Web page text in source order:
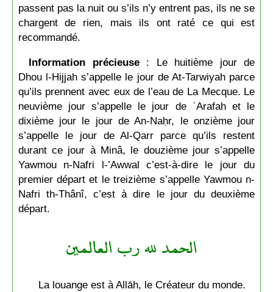
passent pas la nuit ou s’ils n’y entrent pas, ils ne se
chargent de rien, mais ils ont raté ce qui est
recommandé.
Information précieuse: Le huitième jour de
Dhou l-Hijjah s’appelle le jour de At-Tarwiyah parce
qu’ils prennent avec eux de l’eau de La Mecque. Le
neuvième jour s’appelle le jour de ʿArafah et le
dixième jour le jour de An-Naḥr, le onzième jour
s’appelle le jour de Al-Qarr parce qu’ils restent
durant ce jour à Minâ, le douzième jour s’appelle
Yawmou n-Nafri l-’Awwal c’est-à-dire le jour du
premier départ et le treizième s’appelle Yawmou n-
Nafri th-Thânî, c’est à dire le jour du deuxième
départ.
الحمد لله رب العالمين
La louange est à Allāh, le Créateur du monde.